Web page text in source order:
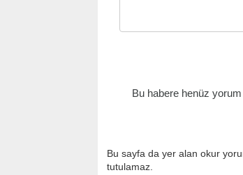
Bu habere henüz yorum
Bu sayfa da yer alan okur
tutulamaz.